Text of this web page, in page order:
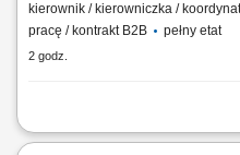
kierownik / kierowniczka /
pracę / kontrakt B2B
pełny etat
2 godz.
odpowiedzialność za realizację